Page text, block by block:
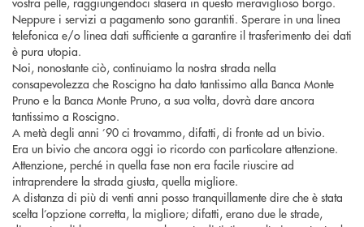
Neppure i servizi a pagamento sono garantiti. Sperare in una linea
telefonica e/o linea dati sufficiente a garantire il trasferimento dei dati
è pura utopia.
Noi, nonostante ciò, continuiamo la nostra strada nella
consapevolezza che Roscigno ha dato tantissimo alla Banca Monte
Pruno e la Banca Monte Pruno, a sua volta, dovrà dare ancora
tantissimo a Roscigno.
A metà degli anni ’90 ci trovammo, difatti, di fronte ad un bivio.
Era un bivio che ancora oggi io ricordo con particolare attenzione.
Attenzione, perché in quella fase non era facile riuscire ad
intraprendere la strada giusta, quella migliore.
A distanza di più di venti anni posso tranquillamente dire che è stata
scelta l’opzione corretta, la migliore; difatti, erano due le strade,